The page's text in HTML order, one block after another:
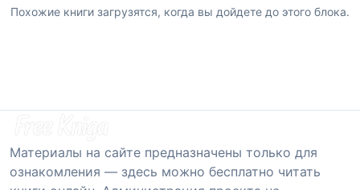
Похожие книги загрузятся, когда вы дойдете до этого блока.
Материалы на сайте предназначены только для
ознакомления — здесь можно бесплатно читать